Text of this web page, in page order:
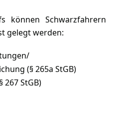
können Schwarzfahrern
gelegt werden:
(§ 265a StGB)
StGB)